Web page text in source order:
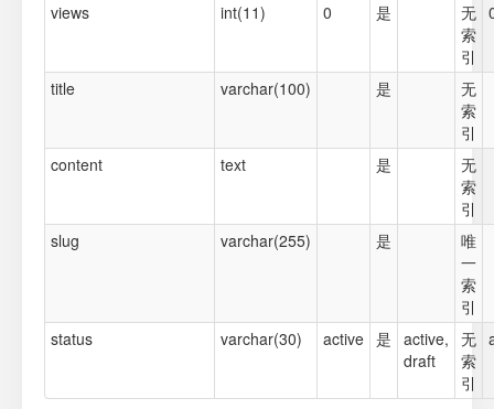
views
int(11) 0 是
无
索
引
title varchar(100) 是
无
索
引
content
text 是
无
索
引
slug
varchar(255) 是
唯
一
索
引
status
varchar(30) active 是 active,
draft
无
索
引